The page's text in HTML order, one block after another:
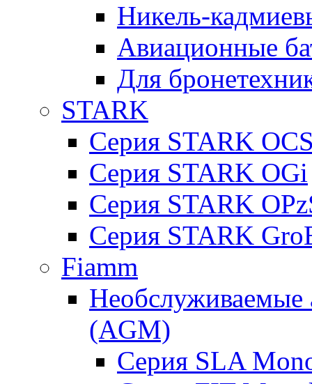
Никель-
Авиационные
Для
STARK
Серия STARK
Серия STARK OGi
Серия STARK
Серия STARK
Fiamm
Необслуживаемые
(AGM)
Серия SLA